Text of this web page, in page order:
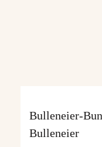
Bulleneier-
Bulleneier